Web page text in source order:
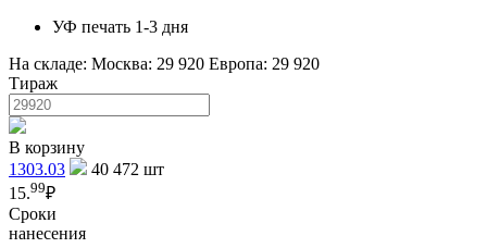
УФ печать 1-3 дня
На складе: Москва: 29 920 Европа: 29 920
Тираж
В корзину
1303.03
40 472 шт
15.99₽
Сроки
нанесения